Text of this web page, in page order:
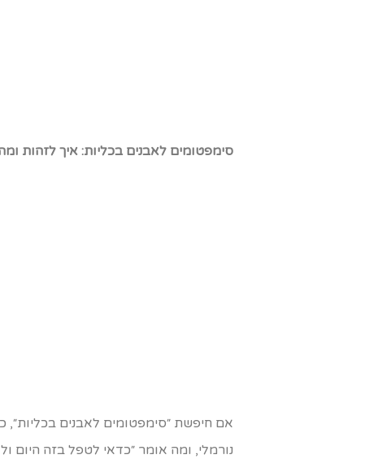
סימפטומים לאבנים בכליות: איך לזהות
אם חיפשת ״סימפטומים לאבנים בכליות״,
נורמלי, ומה אומר ״כדאי לטפל בזה היום